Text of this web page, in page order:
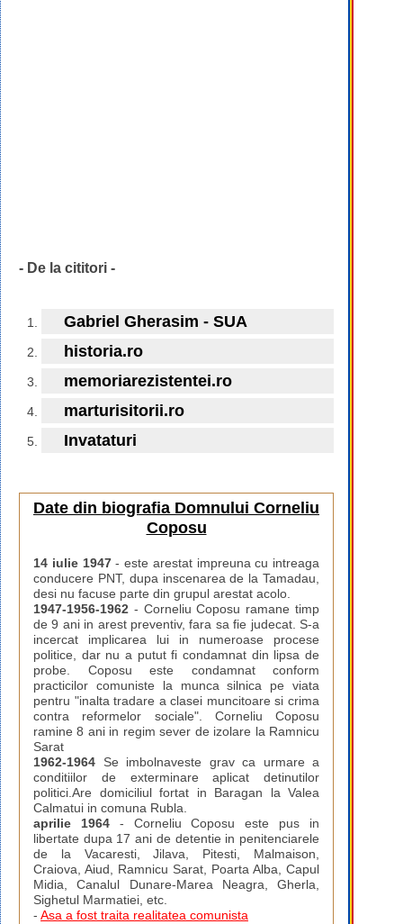
- De la cititori -
Gabriel Gherasim - SUA
historia.ro
memoriarezistentei.ro
marturisitorii.ro
Invataturi
Date din biografia Domnului Corneliu
Coposu
14 iulie 1947- este arestat impreuna cu intreaga
conducere PNT, dupa inscenarea de la Tamadau,
desi nu facuse parte din grupul arestat acolo.
1947-1956-1962 - Corneliu Coposu ramane timp
de 9 ani in arest preventiv, fara sa fie judecat. S-a
incercat implicarea lui in numeroase procese
politice, dar nu a putut fi condamnat din lipsa de
probe. Coposu este condamnat conform
practicilor comuniste la munca silnica pe viata
pentru "inalta tradare a clasei muncitoare si crima
contra reformelor sociale". Corneliu Coposu
ramine 8 ani in regim sever de izolare la Ramnicu
Sarat
1962-1964 Se imbolnaveste grav ca urmare a
conditiilor de exterminare aplicat detinutilor
politici.Are domiciliul fortat in Baragan la Valea
Calmatui in comuna Rubla.
aprilie 1964- Corneliu Coposu este pus in
libertate dupa 17 ani de detentie in penitenciarele
de la Vacaresti, Jilava, Pitesti, Malmaison,
Craiova, Aiud, Ramnicu Sarat, Poarta Alba, Capul
Midia, Canalul Dunare-Marea Neagra, Gherla,
Sighetul Marmatiei, etc.
- Asa a fost traita realitatea comunista